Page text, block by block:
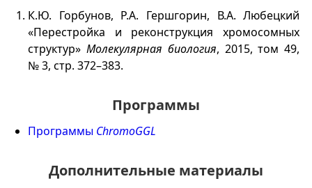
К.Ю. Горбунов, Р.А. Гершгорин, В.А. Любецкий
«Перестройка и реконструкция хромосомных
структур»Молекулярная биология, 2015, том 49,
№ 3, стр. 372–383.
Программы
Программы ChromoGGL
Дополнительные материалы